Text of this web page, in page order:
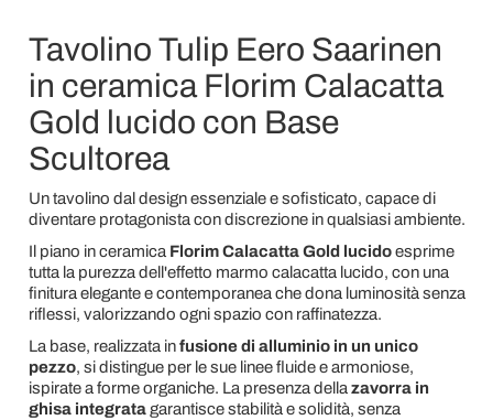
Tavolino Tulip Eero Saarinen
in ceramica Florim Calacatta
Gold lucido con Base
Scultorea
Un tavolino dal design essenziale e sofisticato, capace di
diventare protagonista con discrezione in qualsiasi ambiente.
Il piano in ceramica Florim Calacatta Gold lucidoesprime
tutta la purezza dell'effetto marmo calacatta lucido, con una
finitura elegante e contemporanea che dona luminosità senza
riflessi, valorizzando ogni spazio con raffinatezza.
La base, realizzata infusione di alluminio in un unico
pezzo, si distingue per le sue linee fluide e armoniose,
ispirate a forme organiche. La presenza della zavorra in
ghisa integratagarantisce stabilità e solidità, senza